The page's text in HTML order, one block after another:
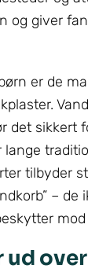
og giver
er de
det sikkert
tilbyder
– de
ud